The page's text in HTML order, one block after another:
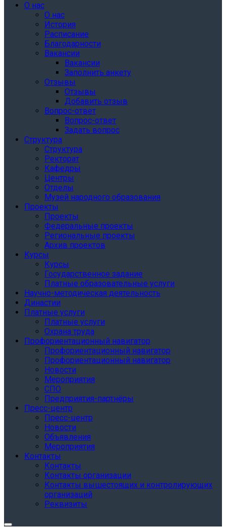
О нас
О нас
История
Расписание
Благодарности
Вакансии
Вакансии
Заполнить анкету
Отзывы
Отзывы
Добавить отзыв
Вопрос-ответ
Вопрос-ответ
Задать вопрос
Структура
Структура
Ректорат
Кафедры
Центры
Отделы
Музей народного образования
Проекты
Проекты
Федеральные проекты
Региональные проекты
Архив проектов
Курсы
Курсы
Государственное задание
Платные образовательные услуги
Научно-методическая деятельность
Династии
Платные услуги
Платные услуги
Охрана труда
Профориентационный навигатор
Профориентационный навигатор
Профориентационный навигатор
Новости
Мероприятия
СПО
Предприятия-партнёры
Пресс-центр
Пресс-центр
Новости
Объявления
Мероприятия
Контакты
Контакты
Контакты организации
Контакты вышестоящих и контролирующих
организаций
Реквизиты